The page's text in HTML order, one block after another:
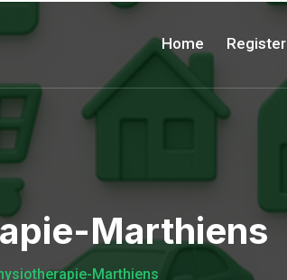
Home Register
Marthiens
Marthiens